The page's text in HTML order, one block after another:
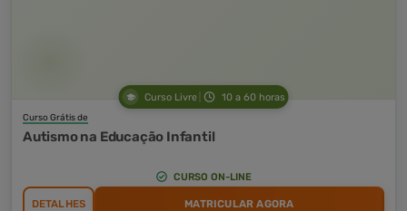
Curso Livre 10 a 60 horas
Curso Grátis de
Autismo na Educação Infantil
CURSO ON-LINE
DETALHES MATRICULAR AGORA